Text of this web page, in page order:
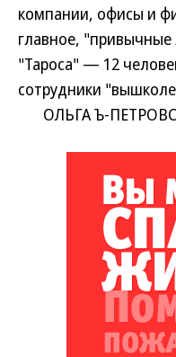
компании, офисы и
главное,
"Тароса" — 12
сотрудники
ОЛЬГА Ъ-